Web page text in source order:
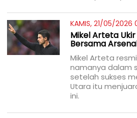
KAMIS, 21/05/2026
Mikel Arteta
Bersama
Mikel Arteta
namanya dalam
setelah sukses
Utara itu
ini.